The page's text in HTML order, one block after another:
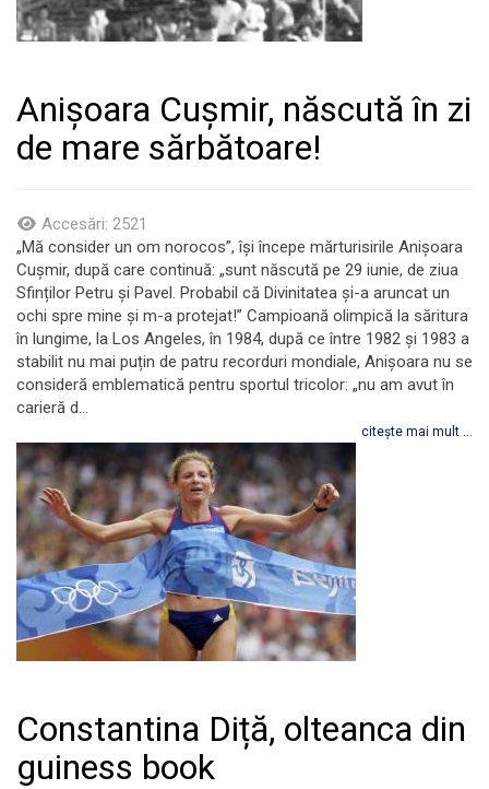
Anișoara Cușmir, născută în zi
de mare sărbătoare!
Accesări: 2521
„Mă consider un om norocos”, își începe mărturisirile Anișoara
Cușmir, după care continuă: „sunt născută pe 29 iunie, de ziua
Sfinților Petru și Pavel. Probabil că Divinitatea și-a aruncat un
ochi spre mine și m-a protejat!” Campioană olimpică la săritura
în lungime, la Los Angeles, în 1984, după ce între 1982 și 1983 a
stabilit nu mai puțin de patru recorduri mondiale, Anișoara nu se
consideră emblematică pentru sportul tricolor: „nu am avut în
carieră d...
citește mai mult ...
Constantina Diță, olteanca din
guiness book